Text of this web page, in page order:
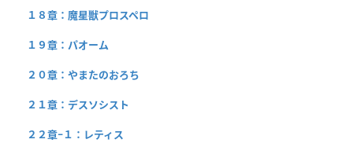
１８章：魔星獣プロスペロ
１９章：パオーム
２０章：やまたのおろち
２１章：デスソシスト
２２章−１：レティス